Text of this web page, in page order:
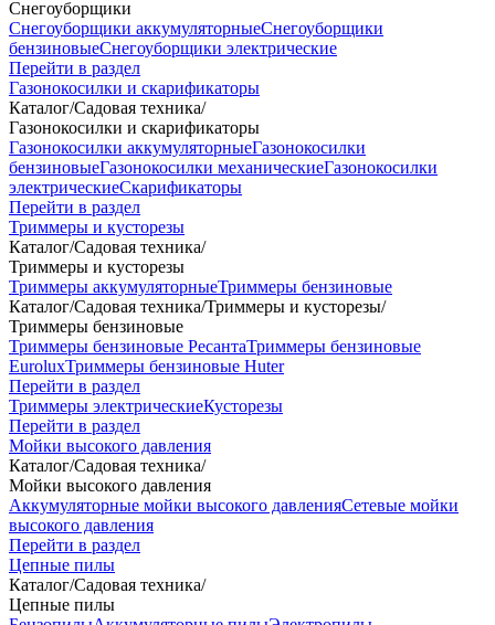
Снегоуборщики
Снегоуборщики аккумуляторныеСнегоуборщики
бензиновыеСнегоуборщики электрические
Перейти в раздел
Газонокосилки и скарификаторы
Каталог/Садовая техника/
Газонокосилки и скарификаторы
Газонокосилки аккумуляторныеГазонокосилки
бензиновыеГазонокосилки механическиеГазонокосилки
электрическиеСкарификаторы
Перейти в раздел
Триммеры и кусторезы
Каталог/Садовая техника/
Триммеры и кусторезы
Триммеры аккумуляторныеТриммеры бензиновые
Каталог/Садовая техника/Триммеры и кусторезы/
Триммеры бензиновые
Триммеры бензиновые РесантаТриммеры бензиновые
EuroluxТриммеры бензиновые Huter
Перейти в раздел
Триммеры электрическиеКусторезы
Перейти в раздел
Мойки высокого давления
Каталог/Садовая техника/
Мойки высокого давления
Аккумуляторные мойки высокого давленияСетевые мойки
высокого давления
Перейти в раздел
Цепные пилы
Каталог/Садовая техника/
Цепные пилы